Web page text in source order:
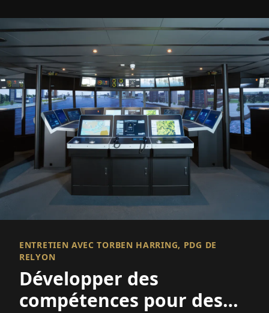
ENTRETIEN AVEC TORBEN HARRING, PDG DE
RELYON
Développer des
compétences pour des